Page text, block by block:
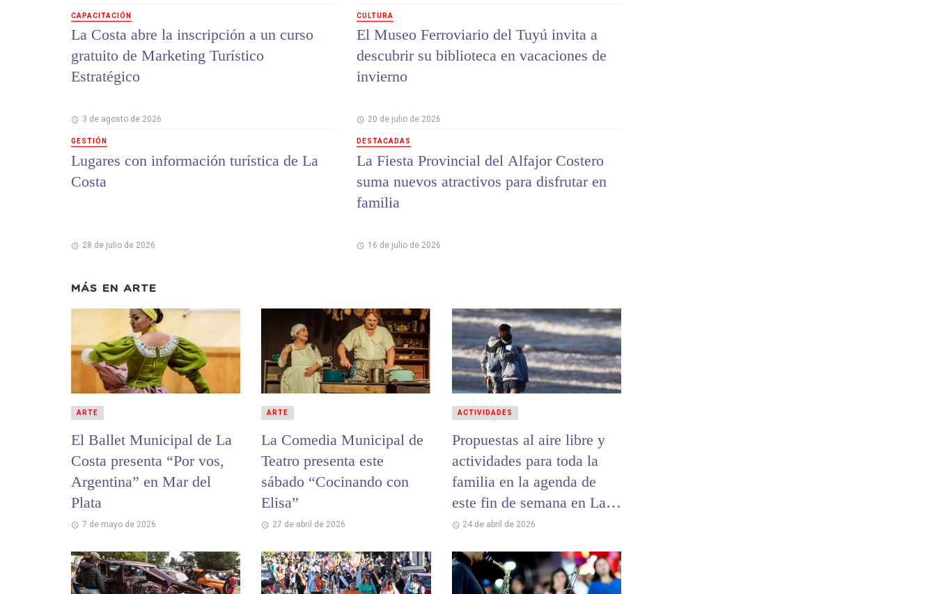
CAPACITACIÓN
La Costa abre la inscripción a un curso
gratuito de Marketing Turístico
Estratégico
3 de agosto de 2026
GESTIÓN
Lugares con información turística de La
Costa
28 de julio de 2026
CULTURA
El Museo Ferroviario del Tuyú invita a
descubrir su biblioteca en vacaciones de
invierno
20 de julio de 2026
DESTACADAS
La Fiesta Provincial del Alfajor Costero
suma nuevos atractivos para disfrutar en
familia
16 de julio de 2026
MÁS EN ARTE
El Ballet Municipal de La
Costa presenta “Por vos,
Argentina” en Mar del
Plata
7 de mayo de 2026
ARTE
La Comedia Municipal de
Teatro presenta este
sábado “Cocinando con
Elisa”
27 de abril de 2026
ARTE
Propuestas al aire libre y
actividades para toda la
familia en la agenda de
este fin de semana en La
Costa
24 de abril de 2026
ACTIVIDADES